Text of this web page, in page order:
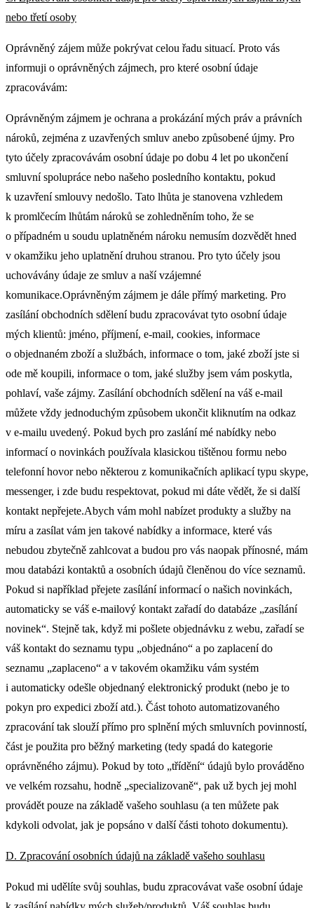
nebo třetí osoby
Oprávněný zájem může pokrývat celou řadu situací. Proto vás
informuji o oprávněných zájmech, pro které osobní údaje
zpracovávám:
Oprávněným zájmem je ochrana a prokázání mých práv a právních
nároků, zejména z uzavřených smluv anebo způsobené újmy. Pro
tyto účely zpracovávám osobní údaje po dobu 4 let po ukončení
smluvní spolupráce nebo našeho posledního kontaktu, pokud
k uzavření smlouvy nedošlo. Tato lhůta je stanovena vzhledem
k promlčecím lhůtám nároků se zohledněním toho, že se
o případném u soudu uplatněném nároku nemusím dozvědět hned
v okamžiku jeho uplatnění druhou stranou. Pro tyto účely jsou
uchovávány údaje ze smluv a naší vzájemné
komunikace.Oprávněným zájmem je dále přímý marketing. Pro
zasílání obchodních sdělení budu zpracovávat tyto osobní údaje
mých klientů: jméno, příjmení, e-mail, cookies, informace
o objednaném zboží a službách, informace o tom, jaké zboží jste si
ode mě koupili, informace o tom, jaké služby jsem vám poskytla,
pohlaví, vaše zájmy. Zasílání obchodních sdělení na váš e-mail
můžete vždy jednoduchým způsobem ukončit kliknutím na odkaz
v e-mailu uvedený. Pokud bych pro zaslání mé nabídky nebo
informací o novinkách používala klasickou tištěnou formu nebo
telefonní hovor nebo některou z komunikačních aplikací typu skype,
messenger, i zde budu respektovat, pokud mi dáte vědět, že si další
kontakt nepřejete.Abych vám mohl nabízet produkty a služby na
míru a zasílat vám jen takové nabídky a informace, které vás
nebudou zbytečně zahlcovat a budou pro vás naopak přínosné, mám
mou databázi kontaktů a osobních údajů členěnou do více seznamů.
Pokud si například přejete zasílání informací o našich novinkách,
automaticky se váš e-mailový kontakt zařadí do databáze „zasílání
novinek“. Stejně tak, když mi pošlete objednávku z webu, zařadí se
váš kontakt do seznamu typu „objednáno“ a po zaplacení do
seznamu „zaplaceno“ a v takovém okamžiku vám systém
i automaticky odešle objednaný elektronický produkt (nebo je to
pokyn pro expedici zboží atd.). Část tohoto automatizovaného
zpracování tak slouží přímo pro splnění mých smluvních povinností,
část je použita pro běžný marketing (tedy spadá do kategorie
oprávněného zájmu). Pokud by toto „třídění“ údajů bylo prováděno
ve velkém rozsahu, hodně „specializovaně“, pak už bych jej mohl
provádět pouze na základě vašeho souhlasu (a ten můžete pak
kdykoli odvolat, jak je popsáno v další části tohoto dokumentu).
D. Zpracování osobních údajů na základě vašeho souhlasu
Pokud mi udělíte svůj souhlas, budu zpracovávat vaše osobní údaje